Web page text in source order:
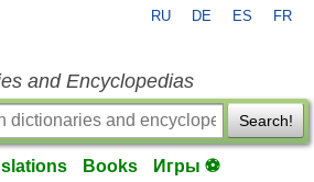
RU DE ES FR
and Encyclopedias
Search!
Books Игры ⚽